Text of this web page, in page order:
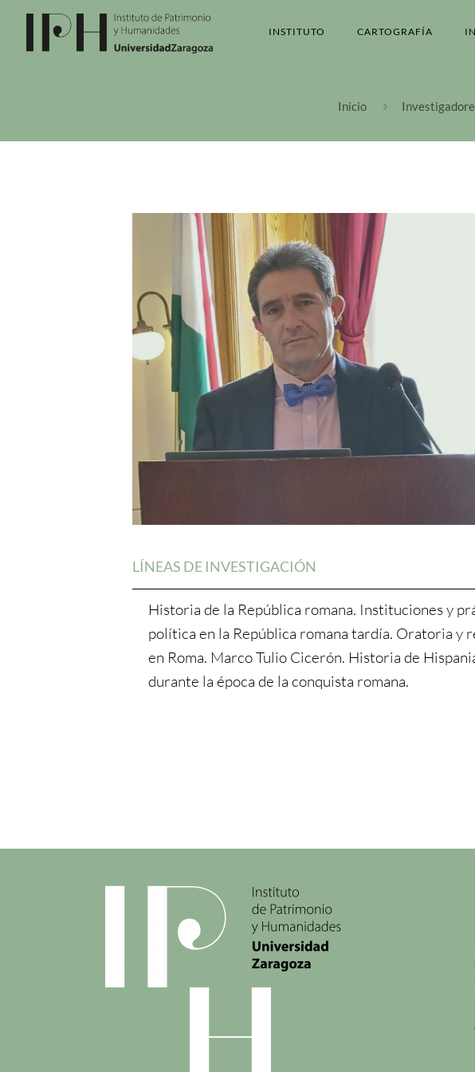
INSTITUTO CARTOGRAFÍA
Inicio
LÍNEAS DE INVESTIGACIÓN
Historia de la República romana. Instituciones y
política en la República romana tardía. Oratoria y
en Roma. Marco Tulio Cicerón. Historia de
durante la época de la conquista romana.